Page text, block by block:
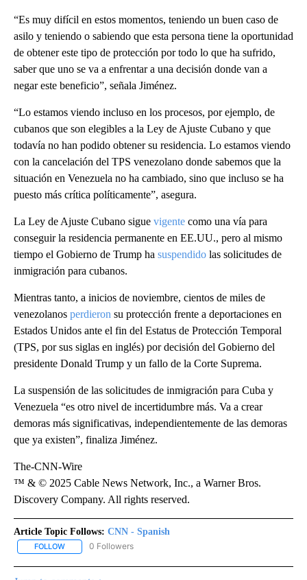
“Es muy difícil en estos momentos, teniendo un buen caso de
asilo y teniendo o sabiendo que esta persona tiene la oportunidad
de obtener este tipo de protección por todo lo que ha sufrido,
saber que uno se va a enfrentar a una decisión donde van a
negar este beneficio”, señala Jiménez.
“Lo estamos viendo incluso en los procesos, por ejemplo, de
cubanos que son elegibles a la Ley de Ajuste Cubano y que
todavía no han podido obtener su residencia. Lo estamos viendo
con la cancelación del TPS venezolano donde sabemos que la
situación en Venezuela no ha cambiado, sino que incluso se ha
puesto más crítica políticamente”, asegura.
La Ley de Ajuste Cubano sigue vigente como una vía para
conseguir la residencia permanente en EE.UU., pero al mismo
tiempo el Gobierno de Trump ha suspendido las solicitudes de
inmigración para cubanos.
Mientras tanto, a inicios de noviembre, cientos de miles de
venezolanos perdieron su protección frente a deportaciones en
Estados Unidos ante el fin del Estatus de Protección Temporal
(TPS, por sus siglas en inglés) por decisión del Gobierno del
presidente Donald Trump y un fallo de la Corte Suprema.
La suspensión de las solicitudes de inmigración para Cuba y
Venezuela “es otro nivel de incertidumbre más. Va a crear
demoras más significativas, independientemente de las demoras
que ya existen”, finaliza Jiménez.
The-CNN-Wire
™ & © 2025 Cable News Network, Inc., a Warner Bros.
Discovery Company. All rights reserved.
Article Topic Follows: CNN - Spanish
FOLLOW FOLLOW "CNN - SPANISH" TO RECEIVE NOTIFICATIONS ABOUT
0 Followers